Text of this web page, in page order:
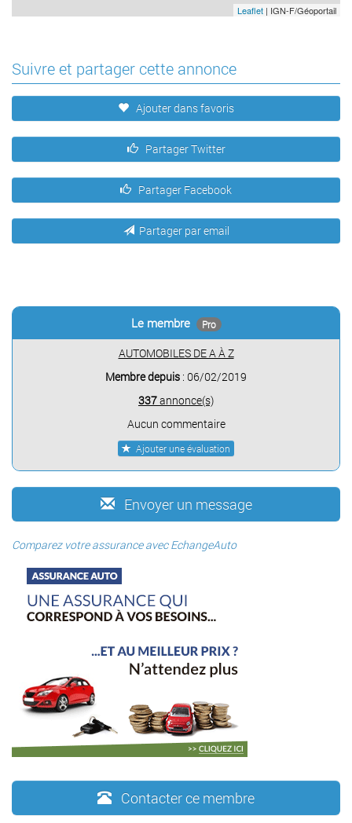
Leaflet | IGN-F/Géoportail
Suivre et partager cette annonce
Ajouter dans favoris
Partager Twitter
Partager Facebook
Partager par email
Le membre Pro
AUTOMOBILES DE A À Z
Membre depuis : 06/02/2019
337annonce(s)
Aucun commentaire
Ajouter une évaluation
Envoyer un message
Comparez votre assurance avec EchangeAuto
Contacter ce membre